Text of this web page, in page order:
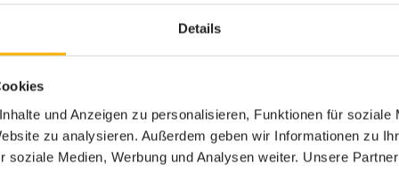
Details
und Anzeigen zu personalisieren, Funktionen für soziale
zu analysieren. Außerdem geben wir Informationen zu
soziale Medien, Werbung und Analysen weiter. Unsere